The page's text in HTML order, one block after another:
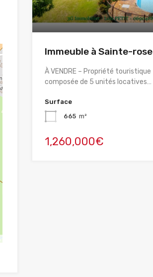
Immeuble à Sainte-rose
À VENDRE – Propriété touristique
composée de 5 unités locatives…
Surface
665 m²
1,260,000€